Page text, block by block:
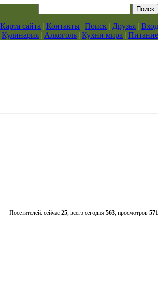
Карта сайта | Контакты | Поиск | Друзья | Вход
Кулинария | Алкоголь | Кухни мира | Питание
Посетителей: сейчас 25, всего сегодня 563; просмотров 571